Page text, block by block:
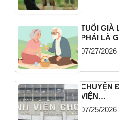
TUỔI GIÀ
PHẢI LÀ
07/27/2026
CHUYỆN
VIỆN…
07/25/2026